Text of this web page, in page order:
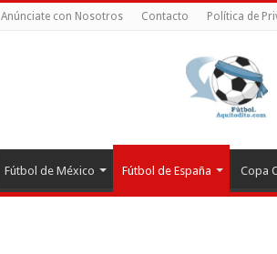
Anúnciate con Nosotros Contacto Política de
Fútbol de México Fútbol de España Copa